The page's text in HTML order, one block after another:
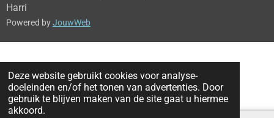
Deze website gebruikt cookies voor analyse-
doeleinden en/of het tonen van advertenties. Door
gebruik te blijven maken van de site gaat u hiermee
akkoord.
Harri
Powered byJouwWeb